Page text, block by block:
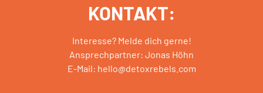
KONTAKT:
Interesse? Melde dich gerne!
Ansprechpartner: Jonas Höhn
E-Mail: hello@detoxrebels.com